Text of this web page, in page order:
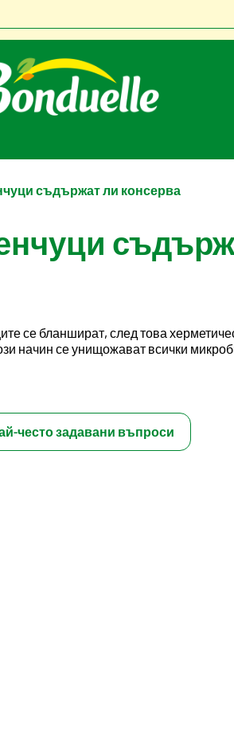
съдържат ли консерва
се бланшират, след това
начин се унищожават всички
често задавани въпроси